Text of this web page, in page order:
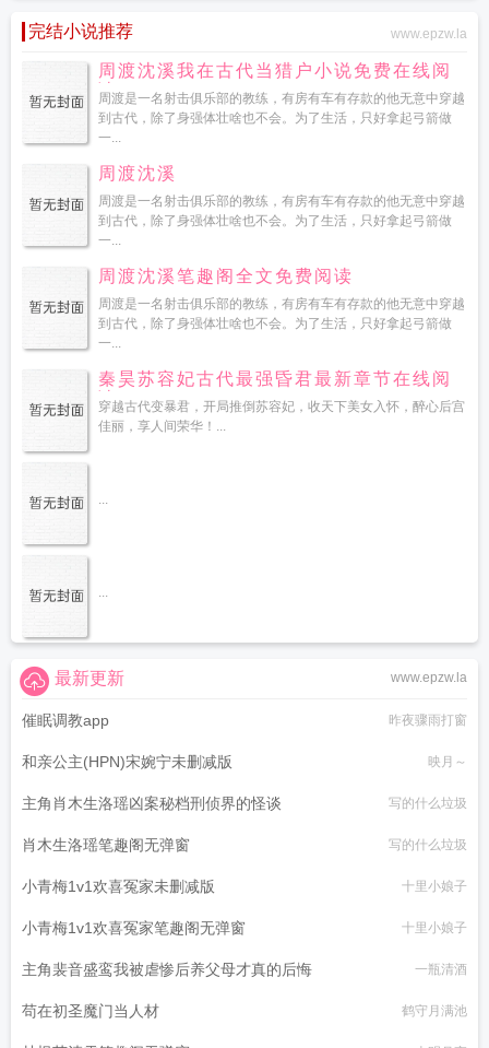
完结小说推荐 www.epzw.la
周渡沈溪我在古代当猎户小说免费在线阅
读
周渡是一名射击俱乐部的教练，有房有车有存款的他无意中穿越
到古代，除了身强体壮啥也不会。为了生活，只好拿起弓箭做
一...
周渡沈溪
周渡是一名射击俱乐部的教练，有房有车有存款的他无意中穿越
到古代，除了身强体壮啥也不会。为了生活，只好拿起弓箭做
一...
周渡沈溪笔趣阁全文免费阅读
周渡是一名射击俱乐部的教练，有房有车有存款的他无意中穿越
到古代，除了身强体壮啥也不会。为了生活，只好拿起弓箭做
一...
秦昊苏容妃古代最强昏君最新章节在线阅
读
穿越古代变暴君，开局推倒苏容妃，收天下美女入怀，醉心后宫
佳丽，享人间荣华！...
...
...
www.epzw.la
最新更新
催眠调教app 昨夜骤雨打窗
和亲公主(HPN)宋婉宁未删减版 映月～
主角肖木生洛瑶凶案秘档刑侦界的怪谈 写的什么垃圾
肖木生洛瑶笔趣阁无弹窗 写的什么垃圾
小青梅1v1欢喜冤家未删减版 十里小娘子
小青梅1v1欢喜冤家笔趣阁无弹窗 十里小娘子
主角裴音盛鸾我被虐惨后养父母才真的后悔 一瓶清酒
苟在初圣魔门当人材 鹤守月满池